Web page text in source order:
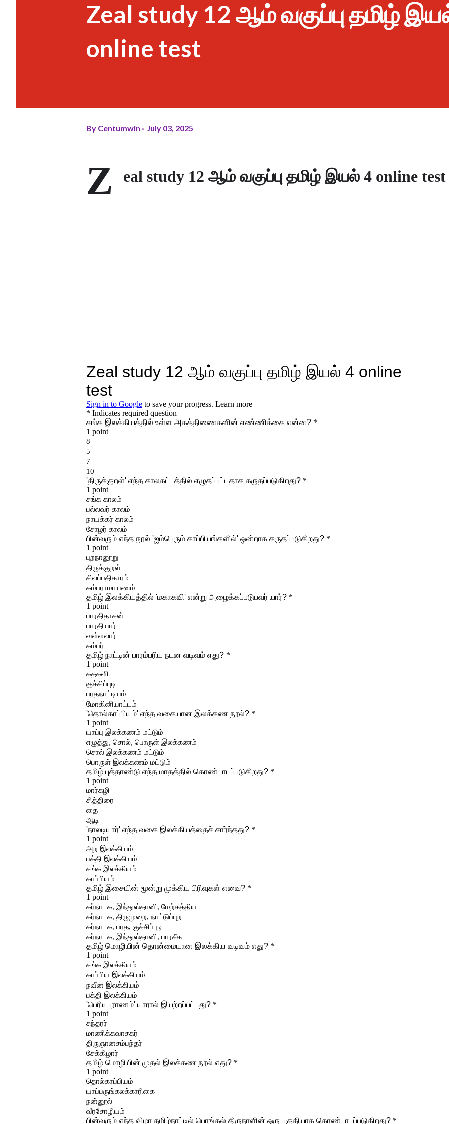
Zeal study 12 ஆம் வகுப்பு தமிழ்
online test
By Centumwin July 03, 2025
Z eal study 12 ஆம் வகுப்பு தமிழ் இயல் 4 online